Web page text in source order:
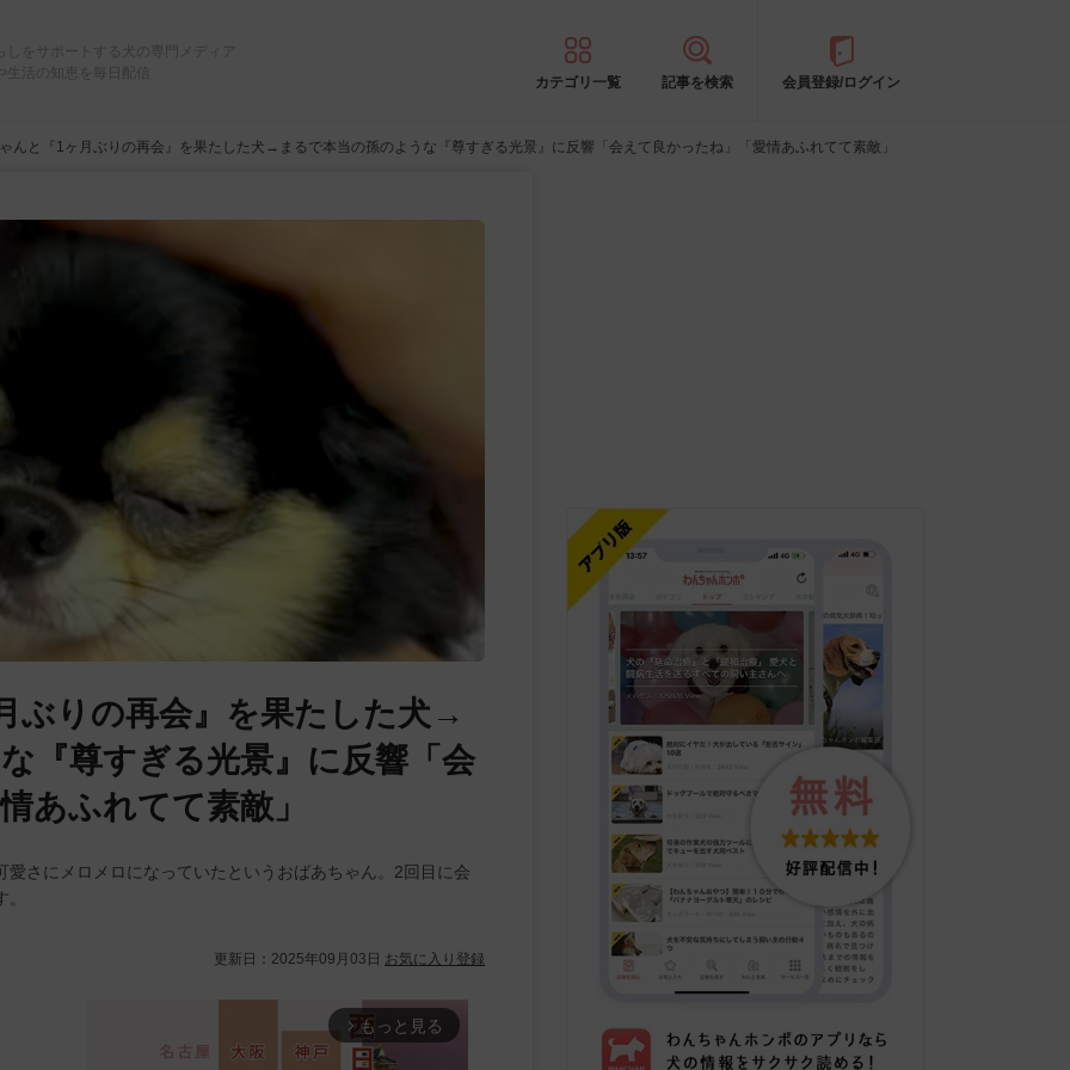
をサポートする犬の専門メディア
活の知恵を毎日配信
カテゴリ一覧 記事を検索 会員登録/ログイン
んと『1ヶ月ぶりの再会』を果たした犬→まるで本当の孫のような『尊すぎる光景』に反響「会えて良かったね」「愛情あふれてて素敵」
ぶりの再会』を果たした犬→
『尊すぎる光景』に反響「会
あふれてて素敵」
さにメロメロになっていたというおばあちゃん。2回目に会
更新日： 2025年09月03日 お気に入り登録
arrow_forward_ios もっと見る